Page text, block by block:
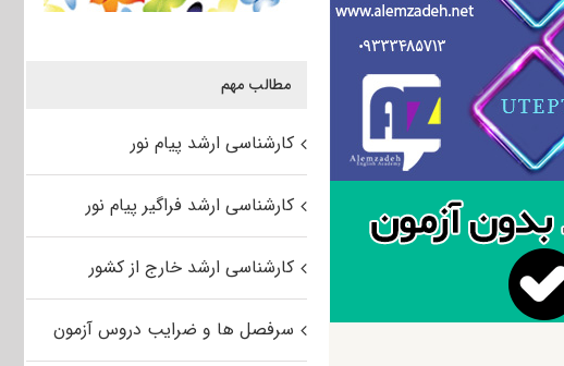
مطالب مهم
کارشناسی ارشد پیام نور
کارشناسی ارشد فراگیر پیام نور
کارشناسی ارشد خارج از کشور
سرفصل ها و ضرایب دروس آزمون